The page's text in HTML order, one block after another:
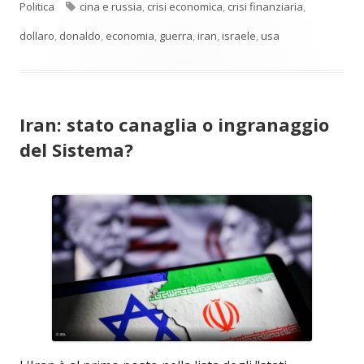
Politica Tag
cina e russia, crisi economica, crisi finanziaria,
dollaro, donaldo, economia, guerra,iran,israele,usa
Iran: stato canaglia o ingranaggio
del Sistema?